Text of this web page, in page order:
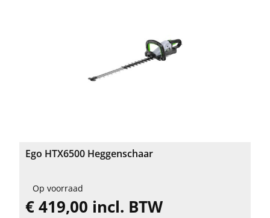
Ego HTX6500 Heggenschaar
Op voorraad
€ 419,00 incl. BTW